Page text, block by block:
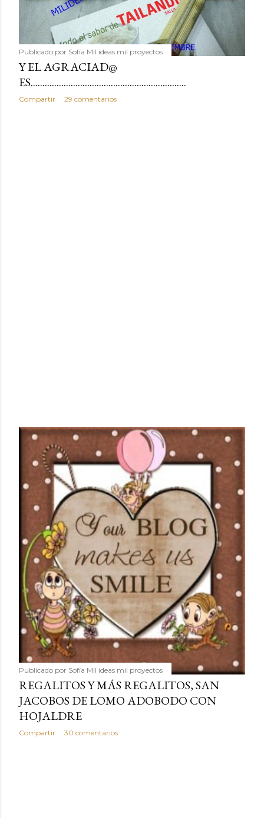
Publicado por Sofía Mil ideas mil proyectos
Y EL AGRACIAD@
ES..................................................................
Compartir 29 comentarios
Publicado por Sofía Mil ideas mil proyectos
REGALITOS Y MÁS REGALITOS, SAN
JACOBOS DE LOMO ADOBODO CON
HOJALDRE
Compartir 30 comentarios